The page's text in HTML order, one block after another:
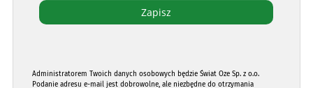
Administratorem Twoich danych osobowych będzie Świat Oze Sp. z o.o.
Podanie adresu e-mail jest dobrowolne, ale niezbędne do otrzymania